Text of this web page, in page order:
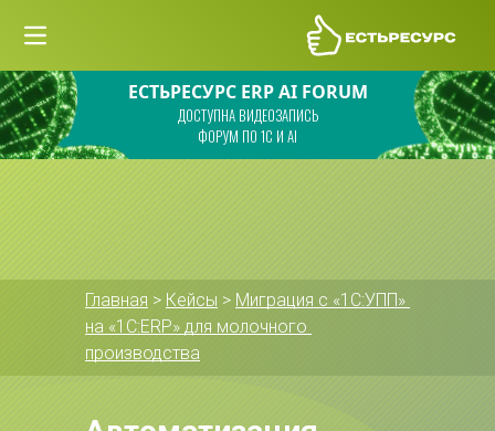
ЕСТЬРЕСУРС ERP AI FORUM
ФОРУМ ПО 1С И AI
ДОСТУПНА ВИДЕОЗАПИСЬ
Главная > Кейсы > Миграция с «1С:УПП»
на «1С:ERP» для молочного
производства